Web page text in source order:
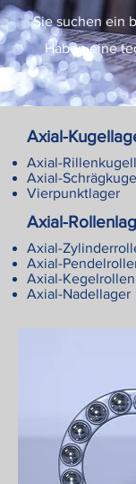
Sie suchen ein
Haben eine
Axial-
Axial-
Axial-
Vierpunktlager
Axial-
Axial-
Axial-
Axial-
Axial-Nadellager